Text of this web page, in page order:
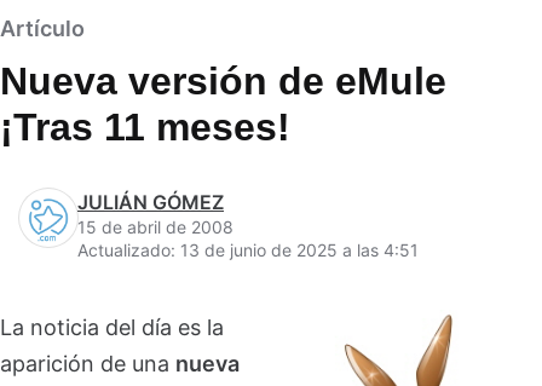
Artículo
Nueva versión de eMule
¡Tras 11 meses!
JULIÁN GÓMEZ
15 de abril de 2008
Actualizado: 13 de junio de 2025 a las 4:51
La noticia del día es la
aparición de una nueva